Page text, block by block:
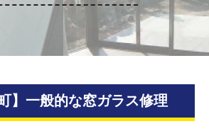
】一般的な窓ガラス修理